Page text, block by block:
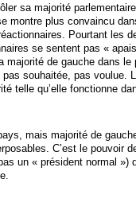
sa majorité
montre plus convaincu
Pourtant les
se sentent pas «
majorité de gauche dans le
souhaitée, pas voulue.
telle qu’elle fonctionne
mais majorité de
C’est le pouvoir
un « président normal »)